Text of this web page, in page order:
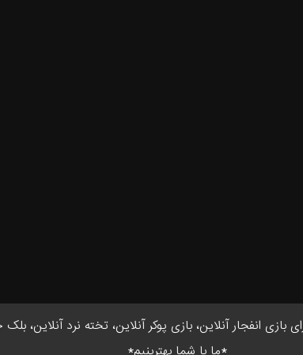
انفجار آنلاین، بازی پوکر آنلاین، تخته نرد آنلاین،
*ما با شما بهترینیم*